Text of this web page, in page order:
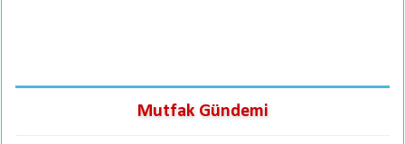
Mutfak Gündemi